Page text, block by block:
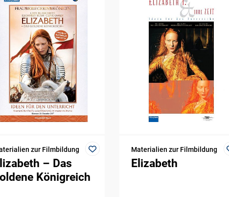
zur Filmbildung
– Das
Königreich
Materialien zur Filmbildung
Elizabeth